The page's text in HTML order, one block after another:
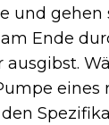
und gehen
Ende
eines